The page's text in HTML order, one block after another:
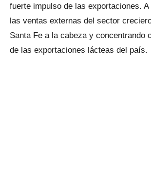
fuerte impulso de las exportaciones.
las ventas externas del sector
Santa Fe a la cabeza y concentrando
de las exportaciones lácteas del país.